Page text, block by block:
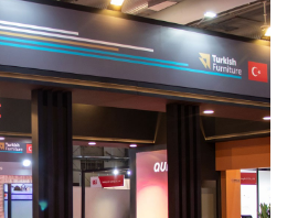
Ekim 10, 2025
Orgatec
2025
eden tüm konuklarımıza
teşekkür ederiz.